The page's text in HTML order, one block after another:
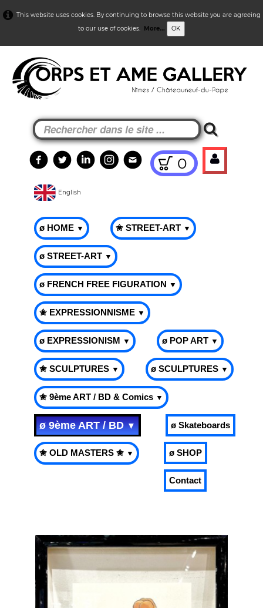
This website uses cookies. By continuing to browse this website you are agreeing
to our use of cookies. More... OK
0
English
ø HOME ▼ ✬ STREET-ART ▼
ø STREET-ART ▼
ø FRENCH FREE FIGURATION ▼
✬ EXPRESSIONNISME ▼
ø EXPRESSIONISM ▼ ø POP ART ▼
✬ SCULPTURES ▼ ø SCULPTURES ▼
✬ 9ème ART / BD & Comics ▼
ø 9ème ART / BD▼ ø Skateboards
✬ OLD MASTERS ✬ ▼ ø SHOP
Contact